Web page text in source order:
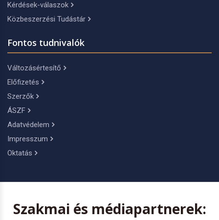
Kérdések-válaszok
Közbeszerzési Tudástár
Fontos tudnivalók
Változásértesítő
Előfizetés
Szerzők
ÁSZF
Adatvédelem
Impresszum
Oktatás
Szakmai és médiapartnerek: